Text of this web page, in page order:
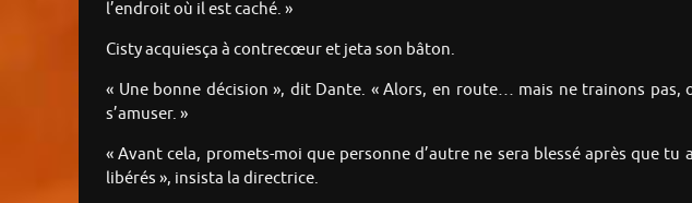
l’endroit où il est caché. »
Cisty acquiesça à contrecœur et jeta son bâton.
« Une bonne décision », dit Dante. « Alors, en route… mais ne trainons
s’amuser. »
« Avant cela, promets-moi que personne d’autre ne sera blessé après que
libérés », insista la directrice.